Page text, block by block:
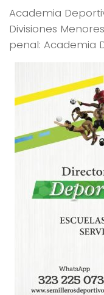
Academia
Divisiones
penal: Academia